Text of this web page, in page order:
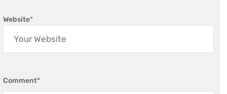
Website*
Comment*